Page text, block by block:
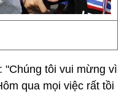
"Chúng tôi vui mừng vì
qua mọi việc rất tồi